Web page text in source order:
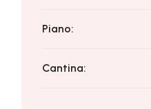
Piano:
Cantina: